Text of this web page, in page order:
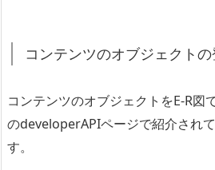
コンテンツのオブジェクト
コンテンツのオブジェクトをE-R図
のdeveloperAPIページで紹介され
す。